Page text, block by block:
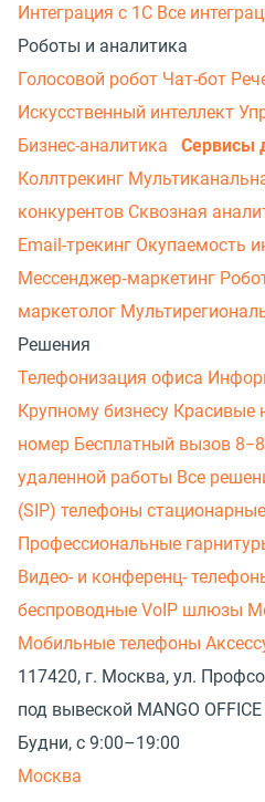
Интеграция с 1С Все
Роботы и аналитика
Голосовой робот Чат-бот
Искусственный интеллект
Бизнес-аналитика
Сервисы
Коллтрекинг
конкурентов Сквозная
Email-трекинг Окупаемость
Мессенджер‑маркетинг
маркетолог
Решения
Телефонизация офиса
Крупному бизнесу Красивые
номер Бесплатный вызов
удаленной работы Все
(SIP) телефоны стационарные
Профессиональные
Видео- и конференц-
беспроводные VoIP шлюзы
Мобильные телефоны
117420, г. Москва, ул.
под вывеской MANGO OFFICE
Будни, с 9:00–19:00
Москва